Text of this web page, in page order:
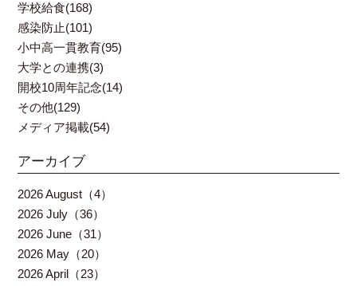
学校給食(168)
感染防止(101)
小中高一貫教育(95)
大学との連携(3)
開校10周年記念(14)
その他(129)
メディア掲載(54)
アーカイブ
2026 August（4）
2026 July（36）
2026 June（31）
2026 May（20）
2026 April（23）